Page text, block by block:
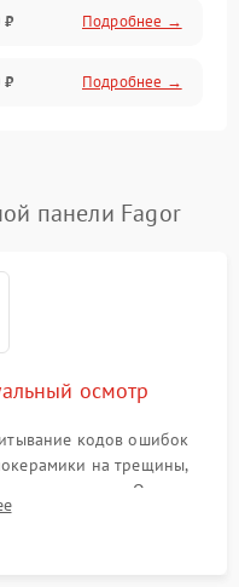
₽ Подробнее →
₽ Подробнее →
панели Fagor
осмотр
кодов ошибок
на трещины,
нагрева. Опрос
не видит посуду,